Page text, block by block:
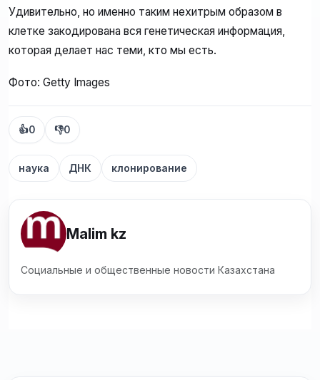
Удивительно, но именно таким нехитрым образом в
клетке закодирована вся генетическая информация,
которая делает нас теми, кто мы есть.
Фото: Getty Images
👍0 👎0
наука ДНК клонирование
Malim kz
Социальные и общественные новости Казахстана